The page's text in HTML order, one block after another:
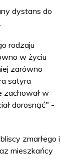
dystans do
rodzaju
w życiu
zarówno
satyra
zachował w
dorosnąć" -
zmarłego i
mieszkańcy